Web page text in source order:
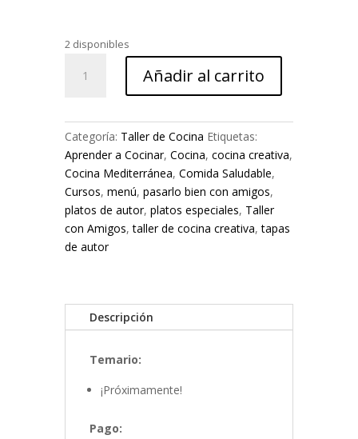
2 disponibles
-
4
de
Mayo
cantidad
Añadir al carrito
Categoría: Taller de Cocina Etiquetas:
Aprender a Cocinar, Cocina, cocina creativa,
Cocina Mediterránea, Comida Saludable,
Cursos, menú, pasarlo bien con amigos,
platos de autor, platos especiales, Taller
con Amigos,taller de cocina creativa,tapas
de autor
Descripción
Temario:
¡Próximamente!
Pago: